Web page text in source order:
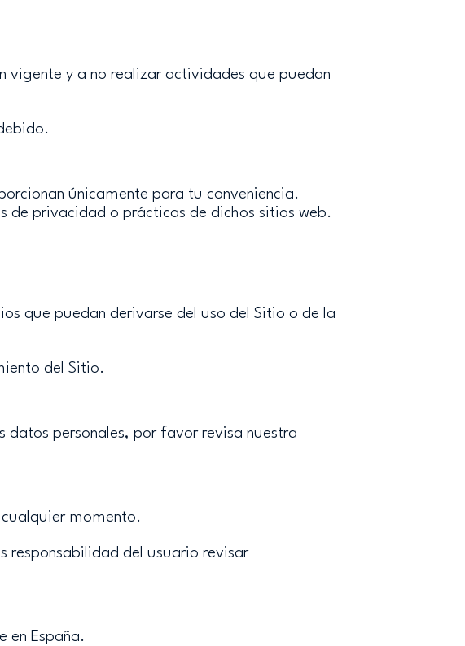
vigente y a no realizar actividades que puedan
únicamente para tu conveniencia.
de privacidad o prácticas de dichos sitios web.
que puedan derivarse del uso del Sitio o de la
del Sitio.
personales, por favor revisa nuestra
momento.
responsabilidad del usuario revisar
en España.